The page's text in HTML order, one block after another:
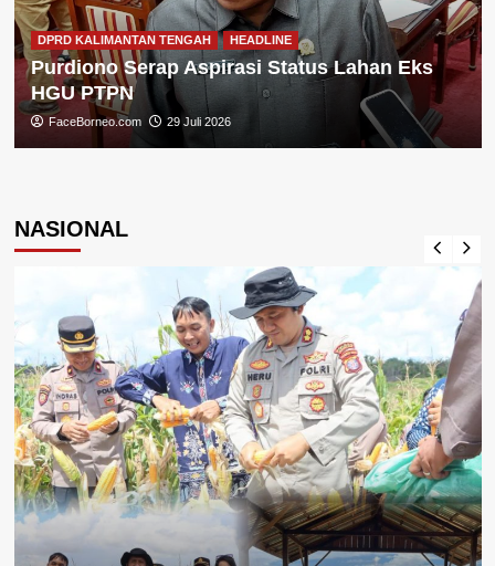
DPRD KALIMANTAN TENGAH HEADLINE
Purdiono Serap Aspirasi Status Lahan Eks
HGU PTPN
FaceBorneo.com 29 Juli 2026
NASIONAL